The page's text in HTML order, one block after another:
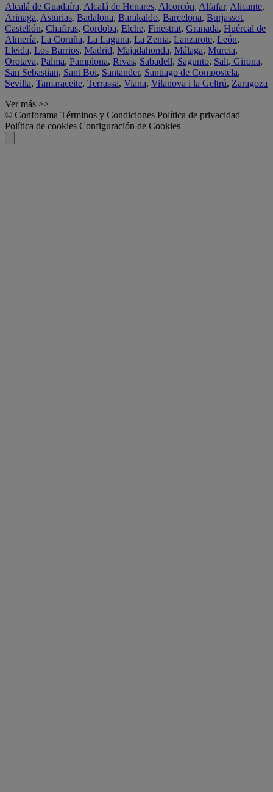
Alcalá de Guadaíra, Alcalá de Henares, Alcorcón, Alfafar, Alicante,
Arinaga, Asturias, Badalona, Barakaldo, Barcelona, Burjassot,
Castellón, Chafiras, Cordoba, Elche, Finestrat, Granada, Huércal de
Almería, La Coruña, La Laguna, La Zenia, Lanzarote, León,
Lleida, Los Barrios, Madrid, Majadahonda, Málaga, Murcia,
Orotava, Palma, Pamplona, Rivas, Sabadell, Sagunto, Salt, Girona,
San Sebastian, Sant Boi, Santander, Santiago de Compostela,
Sevilla, Tamaraceite, Terrassa, Viana, Vilanova i la Geltrú, Zaragoza
Ver más >>
© Conforama Términos y Condiciones Política de privacidad
Política de cookies Configuración de Cookies